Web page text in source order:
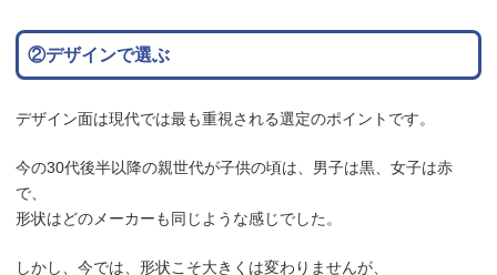
②デザインで選ぶ
デザイン面は現代では最も重視される選定のポイントです。
今の30代後半以降の親世代が子供の頃は、男子は黒、女子は赤
で、
形状はどのメーカーも同じような感じでした。
しかし、今では、形状こそ大きくは変わりませんが、